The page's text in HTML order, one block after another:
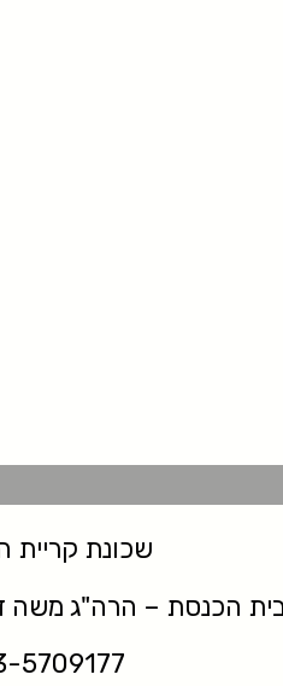
שכונת קריית
הכנסת – הרה"ג משה זאבי 054-
5709177